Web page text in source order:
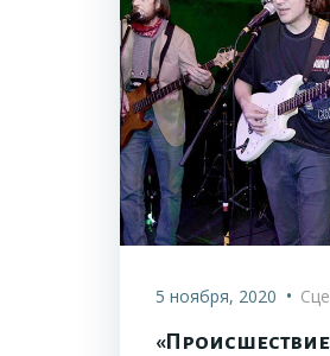
5 ноября, 2020 •